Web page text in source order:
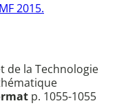
2015.
de la Technologie
p. 1055-1055